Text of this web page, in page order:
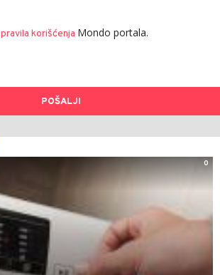
pravila korišćenja Mondo portala.
POŠALJI
0